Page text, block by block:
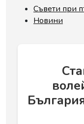
Съвети при
Новини